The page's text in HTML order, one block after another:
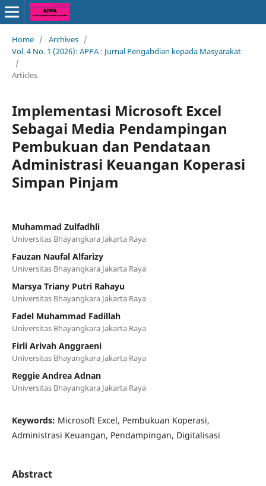
Home / Archives /
Vol. 4 No. 1 (2026): APPA : Jurnal Pengabdian kepada Masyarakat
/
Articles
Implementasi Microsoft Excel
Sebagai Media Pendampingan
Pembukuan dan Pendataan
Administrasi Keuangan Koperasi
Simpan Pinjam
Muhammad Zulfadhli
Universitas Bhayangkara Jakarta Raya
Fauzan Naufal Alfarizy
Universitas Bhayangkara Jakarta Raya
Marsya Triany Putri Rahayu
Universitas Bhayangkara Jakarta Raya
Fadel Muhammad Fadillah
Universitas Bhayangkara Jakarta Raya
Firli Arivah Anggraeni
Universitas Bhayangkara Jakarta Raya
Reggie Andrea Adnan
Universitas Bhayangkara Jakarta Raya
Keywords: Microsoft Excel, Pembukuan Koperasi,
Administrasi Keuangan, Pendampingan, Digitalisasi
Abstract